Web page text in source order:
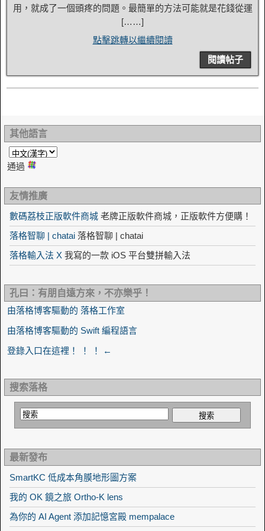
用，就成了一個頭疼的問題。最簡單的方法可能就是花錢從運
[……]
點擊跳轉以繼續閱讀
閱讀帖子
其他語言
通過
友情推廣
數碼荔枝正版軟件商城 老牌正版軟件商城，正版軟件方便購！
落格智聊 | chatai 落格智聊 | chatai
落格輸入法 X 我寫的一款 iOS 平台雙拼輸入法
孔曰：有朋自遠方來，不亦樂乎！
由落格博客驅動的 落格工作室
由落格博客驅動的 Swift 編程語言
登錄入口在這裡！ ！ ！ ←
搜索落格
最新發布
SmartKC 低成本角膜地形圖方案
我的 OK 鏡之旅 Ortho-K lens
為你的 AI Agent 添加記憶宮殿 mempalace